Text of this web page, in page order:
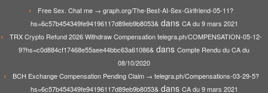
Free Sex. Chat me → graph.org/The-Best-AI-Sex-Girlfriend-05-11?
hs=6c57b454349fe94196117d89eb9b8053&dans CA du 9 mars 2021
TRX Crypto Refund 2026 Withdraw Compensation telegra.ph/COMPENSATION-05-12-
9?hs=c0d884cf17468e55aee44bbc63a61086& dans Compte Rendu du CA du
08/10/2020
BCH Exchange Compensation Pending Claim → telegra.ph/Compensations-03-29-5?
hs=6c57b454349fe94196117d89eb9b8053&dans CA du 9 mars 2021